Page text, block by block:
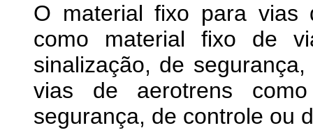
O material fixo para vias
como material fixo de
sinalização, de
vias de aerotrens
segurança, de controle ou